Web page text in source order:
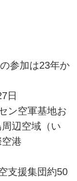
参加は23年か
日
ン空軍基地お
辺空域（い
空港
支援集団約50